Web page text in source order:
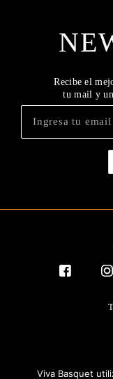
Recibe el
tu mail y
Viva Basquet